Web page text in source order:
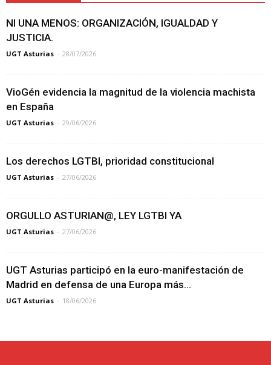
NI UNA MENOS: ORGANIZACIÓN, IGUALDAD Y
JUSTICIA.
UGT Asturias - 28/07/2026
VioGén evidencia la magnitud de la violencia machista
en España
UGT Asturias - 29/06/2026
Los derechos LGTBI, prioridad constitucional
UGT Asturias - 27/06/2026
ORGULLO ASTURIAN@, LEY LGTBI YA
UGT Asturias - 27/06/2026
UGT Asturias participó en la euro-manifestación de
Madrid en defensa de una Europa más...
UGT Asturias - 18/06/2026